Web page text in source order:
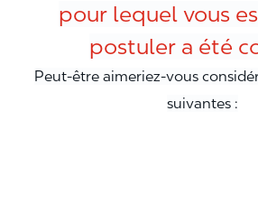
pour lequel vous
postuler a été
Peut-être aimeriez-vous
suivantes :